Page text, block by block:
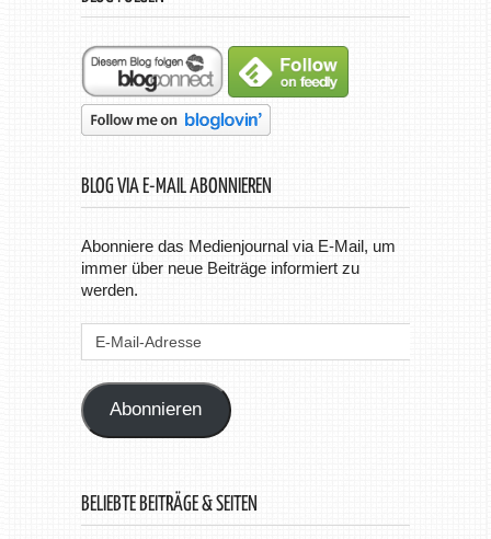
BLOG VIA E-MAIL ABONNIEREN
Abonniere das Medienjournal via E-Mail, um
immer über neue Beiträge informiert zu
werden.
Abonnieren
BELIEBTE BEITRÄGE & SEITEN